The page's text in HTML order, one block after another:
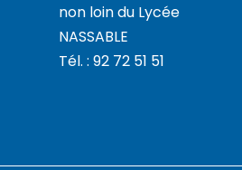
non loin du Lycée
NASSABLE
Tél. : 92 72 51 51